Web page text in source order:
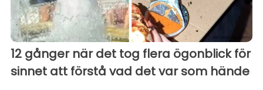
12 gånger när det tog flera ögonblick för
sinnet att förstå vad det var som hände